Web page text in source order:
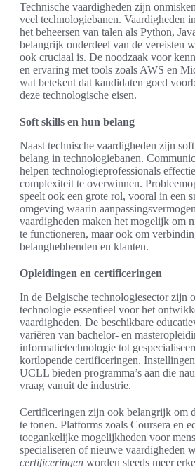
Technische vaardigheden zijn
veel technologiebanen. Vaardigheden
het beheersen van talen als Python,
belangrijk onderdeel van de vereisten
ook cruciaal is. De noodzaak voor
en ervaring met tools zoals AWS en
wat betekent dat kandidaten goed
deze technologische eisen.
Soft skills en hun belang
Naast technische vaardigheden zijn
belang in technologiebanen.
helpen technologieprofessionals
complexiteit te overwinnen.
speelt ook een grote rol, vooral in een
omgeving waarin
vaardigheden maken het mogelijk om
te functioneren, maar ook om
belanghebbenden en klanten.
Opleidingen en certificeringen
In de Belgische technologiesector zijn
technologie essentieel voor het
vaardigheden. De beschikbare
variëren van bachelor- en
informatietechnologie tot
kortlopende certificeringen.
UCLL bieden programma’s aan die
vraag vanuit de industrie.
Certificeringen zijn ook belangrijk om
te tonen. Platforms zoals Coursera en
toegankelijke mogelijkheden voor
specialiseren of nieuwe vaardigheden
certificeringen worden steeds meer